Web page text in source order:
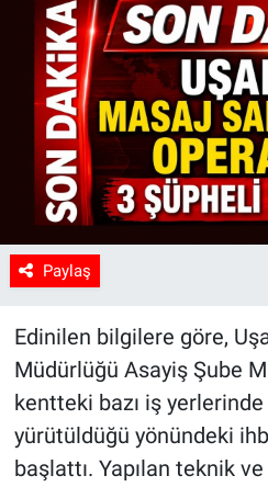
Paylaş
Edinilen bilgilere göre,
Müdürlüğü Asayiş Şube
kentteki bazı iş yerlerinde
yürütüldüğü yönündeki
başlattı. Yapılan teknik
Uşak Haberleri